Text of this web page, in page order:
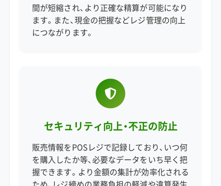
間が短縮され、より正確な精算が可能になり
ます。また、現金の把握などレジ管理の向上
につながります。
セキュリティ向上・不正の防止
販売情報をPOSレジで記録しており、いつ何
を購入したか等、必要なデータをいち早く把
握できます。より金額の集計が効率化される
ため、レジ締めの業務負担の軽減や違算発生